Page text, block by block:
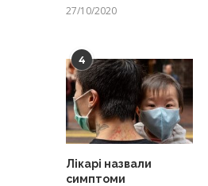
27/10/2020
4
Лікарі назвали
симптоми